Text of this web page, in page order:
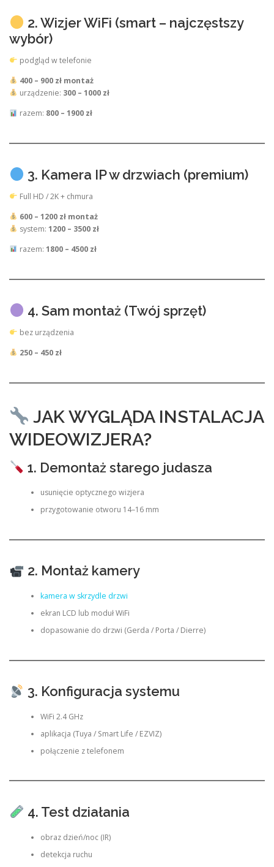
2. Wizjer WiFi (smart – najczęstszy
wybór)
podgląd w telefonie
400 – 900 zł montaż
urządzenie: 300 – 1000 zł
razem: 800 – 1900 zł
3. Kamera IP w drzwiach (premium)
Full HD / 2K + chmura
600 – 1200 zł montaż
system: 1200 – 3500 zł
razem: 1800 – 4500 zł
4. Sam montaż (Twój sprzęt)
bez urządzenia
250 – 450 zł
JAK WYGLĄDA INSTALACJA
WIDEOWIZJERA?
1. Demontaż starego judasza
usunięcie optycznego wizjera
przygotowanie otworu 14–16 mm
2. Montaż kamery
kamera w skrzydle drzwi
ekran LCD lub moduł WiFi
dopasowanie do drzwi (Gerda / Porta / Dierre)
3. Konfiguracja systemu
WiFi 2.4 GHz
aplikacja (Tuya / Smart Life / EZVIZ)
połączenie z telefonem
4. Test działania
obraz dzień/noc (IR)
detekcja ruchu